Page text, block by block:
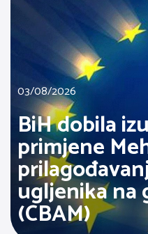
03/08/2026
BiH dobila
primjene
ugljenika na
(CBAM)